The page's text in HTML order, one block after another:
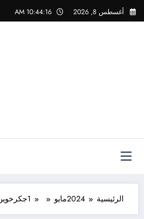
التجاوز
إلى
أغسطس 8, 2026 10:44:17 AM
الرئيسية 2024مايو 1جكرخوين